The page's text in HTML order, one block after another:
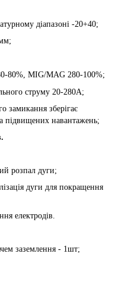
діапазоні -20+40;
80%, MIG/MAG 280-100%;
струму 20-280А;
замикання зберігає
підвищених навантажень;
розпал дуги;
дуги для покращення
електродів.
заземлення - 1шт;